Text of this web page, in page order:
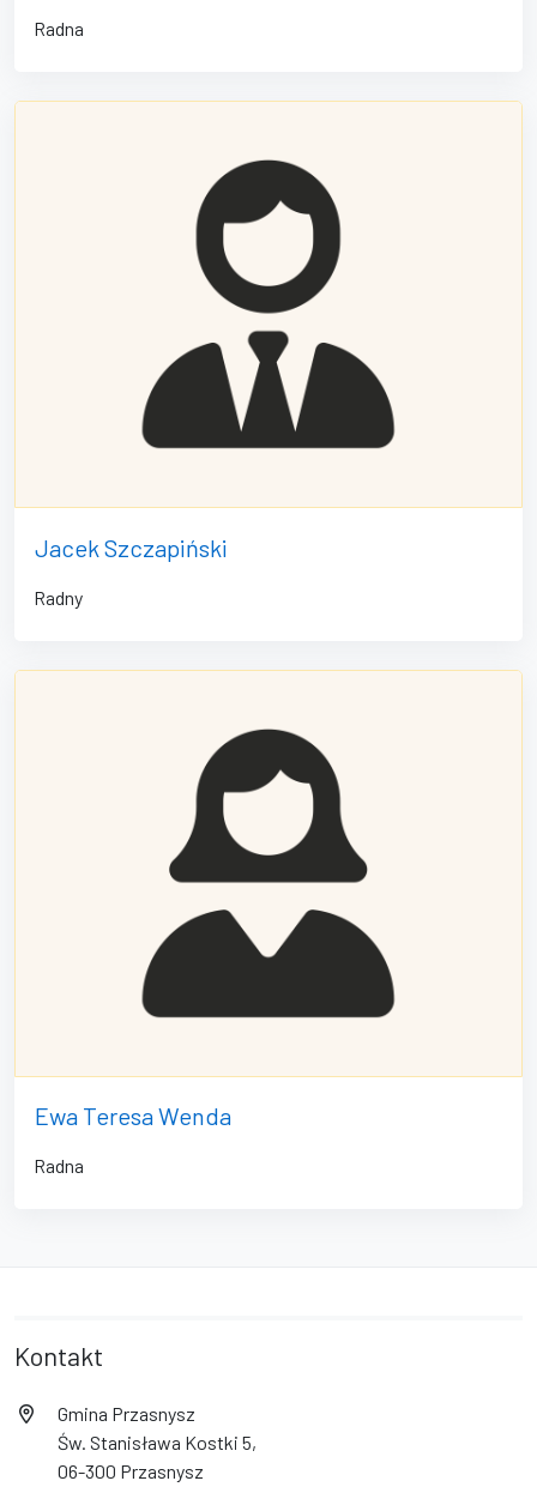
Radna
Jacek Szczapiński
Radny
Ewa Teresa Wenda
Radna
Kontakt
Gmina Przasnysz
Św. Stanisława Kostki 5,
06-300 Przasnysz